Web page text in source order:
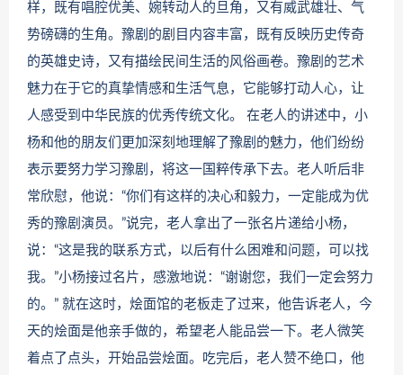
样，既有唱腔优美、婉转动人的旦角，又有威武雄壮、气
势磅礴的生角。豫剧的剧目内容丰富，既有反映历史传奇
的英雄史诗，又有描绘民间生活的风俗画卷。豫剧的艺术
魅力在于它的真挚情感和生活气息，它能够打动人心，让
人感受到中华民族的优秀传统文化。 在老人的讲述中，小
杨和他的朋友们更加深刻地理解了豫剧的魅力，他们纷纷
表示要努力学习豫剧，将这一国粹传承下去。老人听后非
常欣慰，他说：“你们有这样的决心和毅力，一定能成为优
秀的豫剧演员。”说完，老人拿出了一张名片递给小杨，
说：“这是我的联系方式，以后有什么困难和问题，可以找
我。”小杨接过名片，感激地说：“谢谢您，我们一定会努力
的。” 就在这时，烩面馆的老板走了过来，他告诉老人，今
天的烩面是他亲手做的，希望老人能品尝一下。老人微笑
着点了点头，开始品尝烩面。吃完后，老人赞不绝口，他